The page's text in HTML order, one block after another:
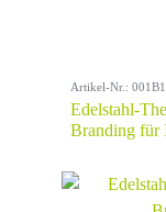
Artikel-Nr.:
Edelstahl-
Branding für